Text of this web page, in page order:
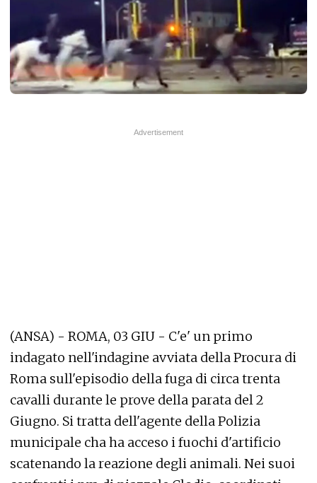
(ANSA) - ROMA, 03 GIU - C'e' un primo
indagato nell'indagine avviata della Procura di
Roma sull'episodio della fuga di circa trenta
cavalli durante le prove della parata del 2
Giugno. Si tratta dell'agente della Polizia
municipale cha ha acceso i fuochi d'artificio
scatenando la reazione degli animali. Nei suoi